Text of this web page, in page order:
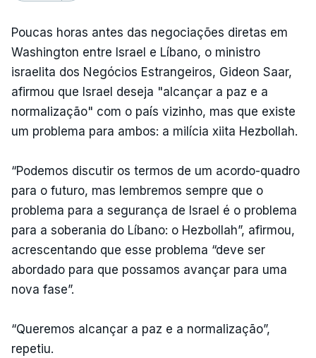
Poucas horas antes das negociações diretas em
Washington entre Israel e Líbano, o ministro
israelita dos Negócios Estrangeiros, Gideon Saar,
afirmou que Israel deseja "alcançar a paz e a
normalização" com o país vizinho, mas que existe
um problema para ambos: a milícia xiita Hezbollah.
“Podemos discutir os termos de um acordo-quadro
para o futuro, mas lembremos sempre que o
problema para a segurança de Israel é o problema
para a soberania do Líbano: o Hezbollah”, afirmou,
acrescentando que esse problema “deve ser
abordado para que possamos avançar para uma
nova fase”.
“Queremos alcançar a paz e a normalização”,
repetiu.